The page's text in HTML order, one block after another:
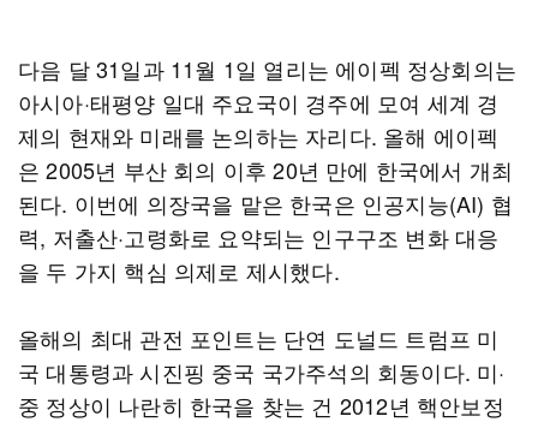
다음 달 31일과 11월 1일 열리는 에이펙 정상회의는
아시아·태평양 일대 주요국이 경주에 모여 세계 경
제의 현재와 미래를 논의하는 자리다. 올해 에이펙
은 2005년 부산 회의 이후 20년 만에 한국에서 개최
된다. 이번에 의장국을 맡은 한국은 인공지능(AI) 협
력, 저출산·고령화로 요약되는 인구구조 변화 대응
을 두 가지 핵심 의제로 제시했다.
올해의 최대 관전 포인트는 단연 도널드 트럼프 미
국 대통령과 시진핑 중국 국가주석의 회동이다. 미·
중 정상이 나란히 한국을 찾는 건 2012년 핵안보정